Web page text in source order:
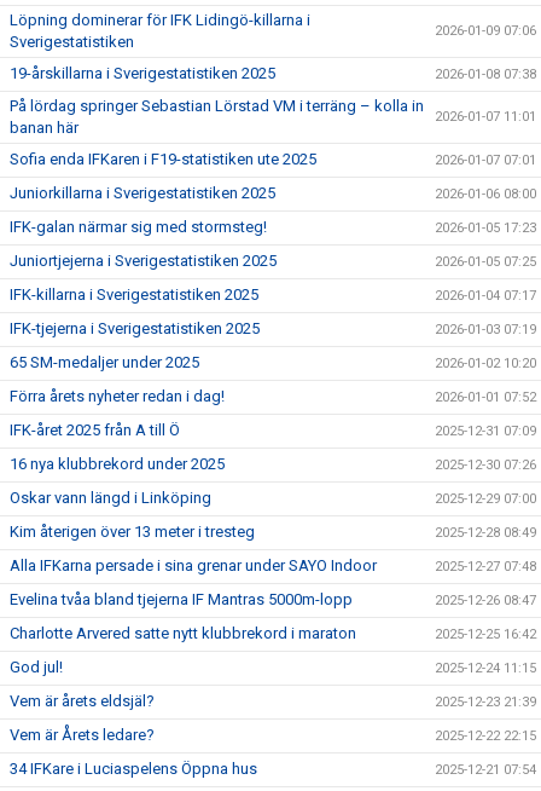
Löpning dominerar för IFK Lidingö-killarna i
Sverigestatistiken
2026-01-09 07:06
19-årskillarna i Sverigestatistiken 2025 2026-01-08 07:38
På lördag springer Sebastian Lörstad VM i terräng – kolla in
banan här
2026-01-07 11:01
Sofia enda IFKaren i F19-statistiken ute 2025 2026-01-07 07:01
Juniorkillarna i Sverigestatistiken 2025 2026-01-06 08:00
IFK-galan närmar sig med stormsteg! 2026-01-05 17:23
Juniortjejerna i Sverigestatistiken 2025 2026-01-05 07:25
IFK-killarna i Sverigestatistiken 2025 2026-01-04 07:17
IFK-tjejerna i Sverigestatistiken 2025 2026-01-03 07:19
65 SM-medaljer under 2025 2026-01-02 10:20
Förra årets nyheter redan i dag! 2026-01-01 07:52
IFK-året 2025 från A till Ö 2025-12-31 07:09
16 nya klubbrekord under 2025 2025-12-30 07:26
Oskar vann längd i Linköping 2025-12-29 07:00
Kim återigen över 13 meter i tresteg 2025-12-28 08:49
Alla IFKarna persade i sina grenar under SAYO Indoor 2025-12-27 07:48
Evelina tvåa bland tjejerna IF Mantras 5000m-lopp 2025-12-26 08:47
Charlotte Arvered satte nytt klubbrekord i maraton 2025-12-25 16:42
God jul! 2025-12-24 11:15
Vem är årets eldsjäl? 2025-12-23 21:39
Vem är Årets ledare? 2025-12-22 22:15
34 IFKare i Luciaspelens Öppna hus 2025-12-21 07:54